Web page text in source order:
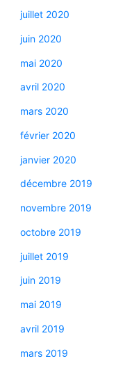
juillet 2020
juin 2020
mai 2020
avril 2020
mars 2020
février 2020
janvier 2020
décembre 2019
novembre 2019
octobre 2019
juillet 2019
juin 2019
mai 2019
avril 2019
mars 2019